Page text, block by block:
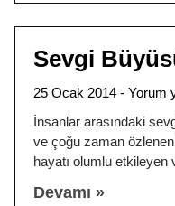
Sevgi
25 Ocak 2014
Yorum
İnsanlar arasındaki
ve çoğu zaman
hayatı olumlu
Devamı »